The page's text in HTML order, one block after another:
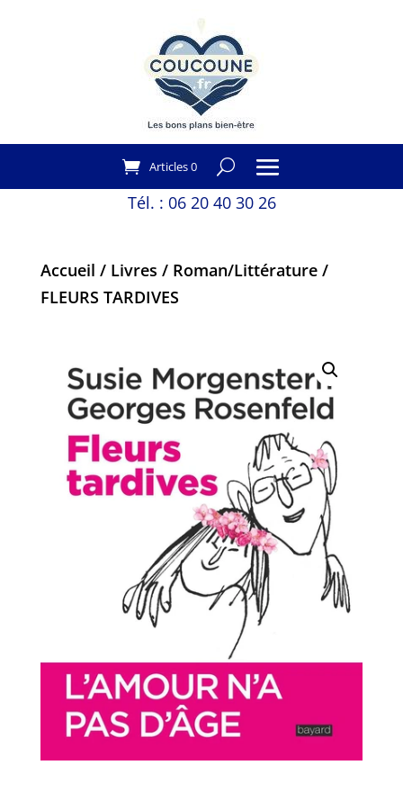
Articles 0
Tél. : 06 20 40 30 26
Accueil / Livres / Roman/Littérature/
FLEURS TARDIVES